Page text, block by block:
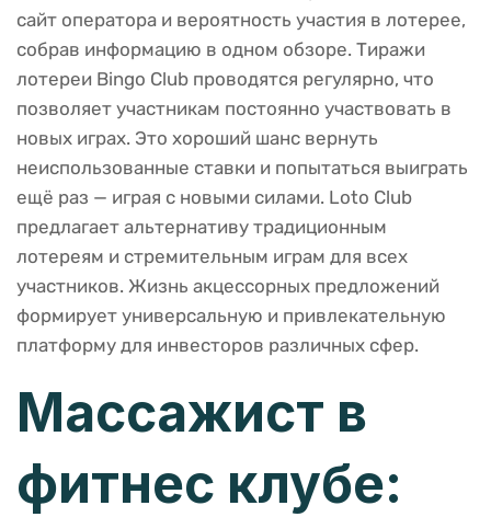
сайт оператора и вероятность участия в лотерее,
собрав информацию в одном обзоре. Тиражи
лотереи Bingo Club проводятся регулярно, что
позволяет участникам постоянно участвовать в
новых играх. Это хороший шанс вернуть
неиспользованные ставки и попытаться выиграть
ещё раз — играя с новыми силами. Loto Club
предлагает альтернативу традиционным
лотереям и стремительным играм для всех
участников. Жизнь акцессорных предложений
формирует универсальную и привлекательную
платформу для инвесторов различных сфер.
Массажист в
фитнес клубе: